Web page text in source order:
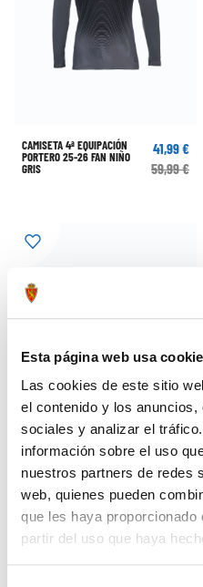
Esta página web usa
Las cookies de este sitio
el contenido y los
sociales y analizar el
información sobre el uso
nuestros partners de redes
web, quienes pueden
que les haya proporcionado
partir del uso que haya
CAMISETA 4ª EQUIPACIÓN
PORTERO 25-26 FAN NIÑO
GRIS
41,99 €
59,99 €
CAMISETA 1ª EQUIPACIÓN
PORTERO 25-26 FAN NIÑO
41,99 €
59,99 €